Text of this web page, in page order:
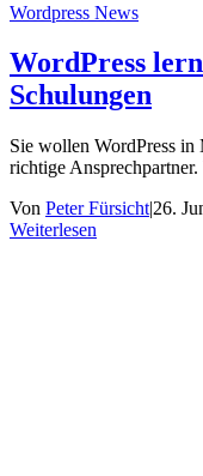
Wordpress News
WordPress
Schulungen
Sie wollen WordPress
richtige
Von Peter Fürsicht|26.
Weiterlesen